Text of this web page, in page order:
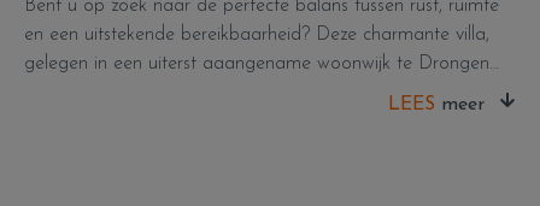
Bent u op zoek naar de perfecte balans tussen rust, ruimte
en een uitstekende bereikbaarheid? Deze charmante villa,
gelegen in een uiterst aaangename woonwijk te Drongen
biedt u een unieke kans om te wonen in een groene oase
LEES